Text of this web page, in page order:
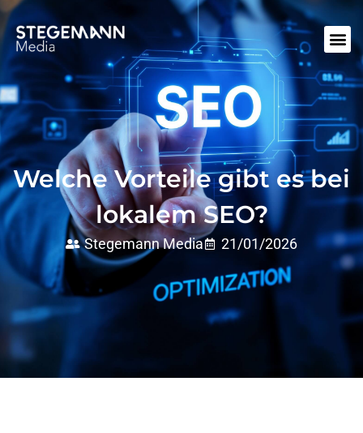
Welche Vorteile gibt es bei
lokalem SEO?
Stegemann Media 21/01/2026